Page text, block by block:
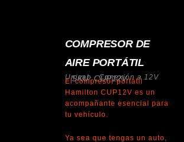
COMPRESOR DE
AIRE PORTÁTIL
SKU: CUP12V
Unicab · Conexión a 12V
El compresor portátil
Hamilton CUP12V es un
acompañante esencial para
tu vehículo.
Ya sea que tengas un auto,